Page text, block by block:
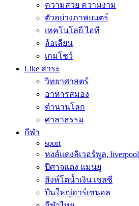
ความสวย ความงาม
ตัวอย่างภาพยนตร์
เทคโนโลยี ไอที
ล้อเลียน
เกมโชว์
Like สาระ
วิทยาศาสตร์
อาหารสมอง
ตำนานโลก
ศาลาธรรม
กีฬา
sport
หงส์แดงลิเวอร์พูล, liverpool
ปีศาจแดง แมนยู
สิงห์โตน้ำเงิน เชลซี
ปืนใหญ่อาร์เซนอล